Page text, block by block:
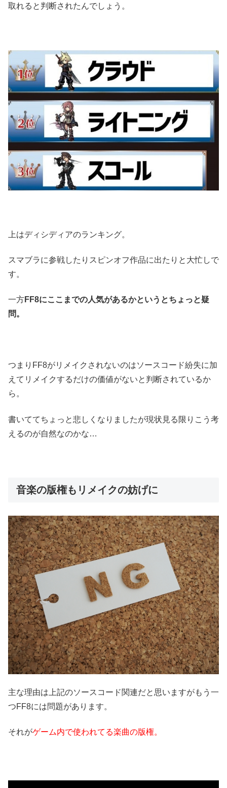
取れると判断されたんでしょう。
上はディシディアのランキング。
スマブラに参戦したりスピンオフ作品に出たりと大忙しで
す。
一方FF8にここまでの人気があるかというとちょっと疑
問。
つまりFF8がリメイクされないのはソースコード紛失に加
えてリメイクするだけの価値がないと判断されているか
ら。
書いててちょっと悲しくなりましたが現状見る限りこう考
えるのが自然なのかな…
音楽の版権もリメイクの妨げに
主な理由は上記のソースコード関連だと思いますがもう一
つFF8には問題があります。
それがゲーム内で使われてる楽曲の版権。